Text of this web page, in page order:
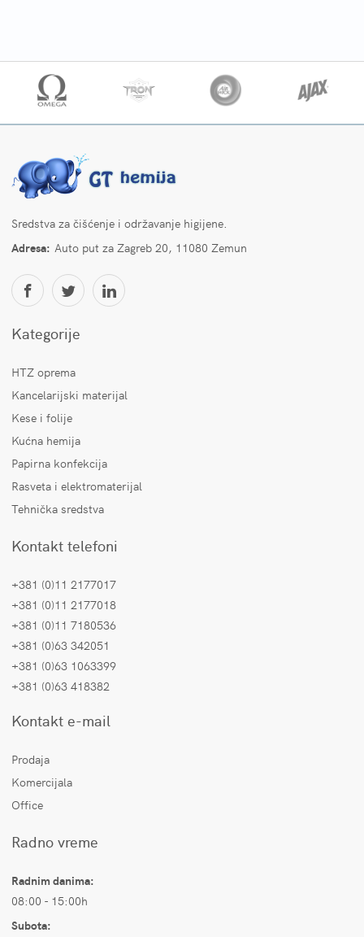
Sredstva za čišćenje i održavanje higijene.
Adresa: Auto put za Zagreb 20, 11080 Zemun
Kategorije
HTZ oprema
Kancelarijski materijal
Kese i folije
Kućna hemija
Papirna konfekcija
Rasveta i elektromaterijal
Tehnička sredstva
Kontakt telefoni
+381 (0)11 2177017
+381 (0)11 2177018
+381 (0)11 7180536
+381 (0)63 342051
+381 (0)63 1063399
+381 (0)63 418382
Kontakt e-mail
Prodaja
Komercijala
Office
Radno vreme
Radnim danima:
08:00 - 15:00h
Subota: